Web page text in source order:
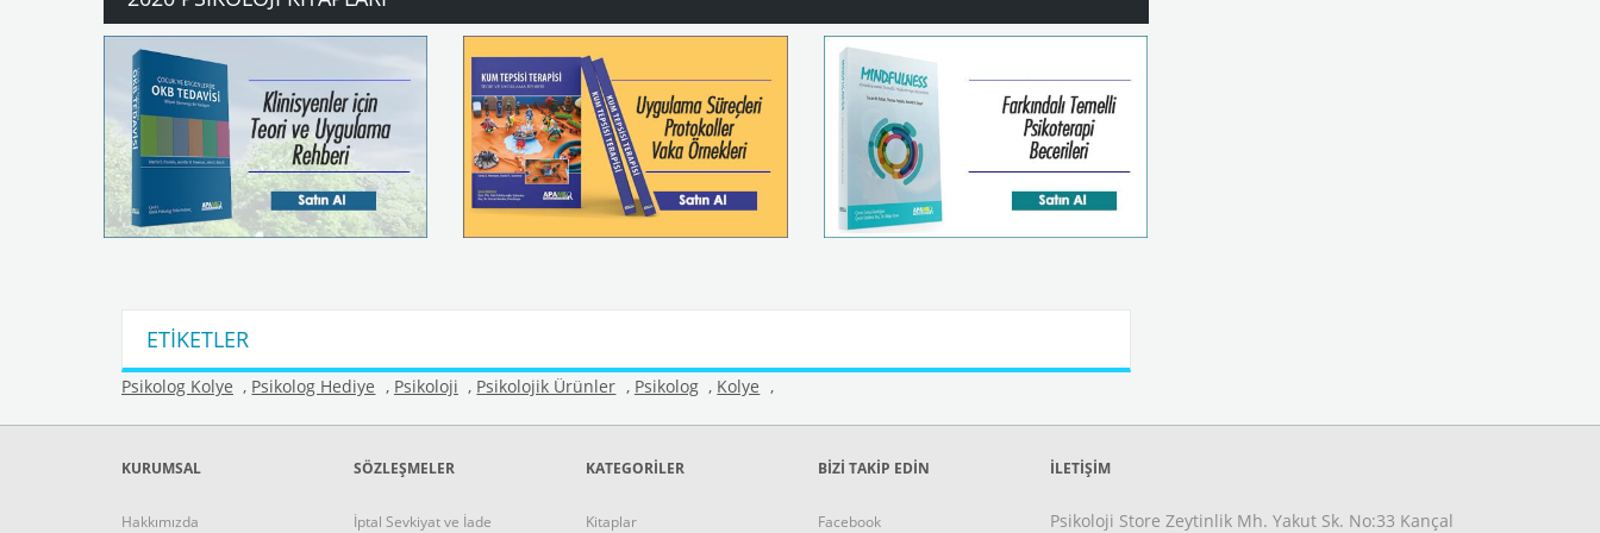
ETIKETLER
Psikolog Kolye , Psikolog Hediye , Psikoloji , Psikolojik Ürünler , Psikolog , Kolye ,
KURUMSAL
Hakkımızda
SÖZLEŞMELER
İptal Sevkiyat ve İade
KATEGORİLER
Kitaplar
BİZİ TAKİP EDİN
Facebook
İLETİŞİM
Psikoloji Store Zeytinlik Mh. Yakut Sk. No:33 Kançal